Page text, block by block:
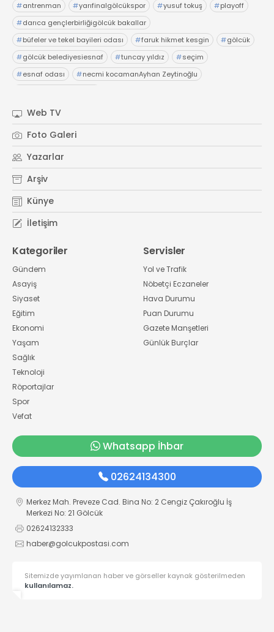
#antrenman #yarıfinalgölcükspor #yusuf tokuş #playoff
#darıca gençlerbirliğigölcük bakallar
#büfeler ve tekel bayileri odası #faruk hikmet kesgin #gölcük
#gölcük belediyesiesnaf #tuncay yıldız #seçim
#esnaf odası #necmi kocamanAyhan Zeytinoğlu
Web TV
Foto Galeri
Yazarlar
Arşiv
Künye
İletişim
Kategoriler
Gündem
Asayiş
Siyaset
Eğitim
Ekonomi
Yaşam
Sağlık
Teknoloji
Röportajlar
Spor
Vefat
Servisler
Yol ve Trafik
Nöbetçi Eczaneler
Hava Durumu
Puan Durumu
Gazete Manşetleri
Günlük Burçlar
Whatsapp İhbar
02624134300
Merkez Mah. Preveze Cad. Bina No: 2 Cengiz Çakıroğlu İş
Merkezi No: 21 Gölcük
02624132333
haber@golcukpostasi.com
Sitemizde yayımlanan haber ve görseller kaynak gösterilmeden
kullanılamaz.